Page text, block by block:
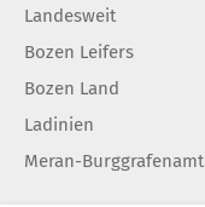
Landesweit
Bozen Leifers
Bozen Land
Ladinien
Meran-Burggrafenamt